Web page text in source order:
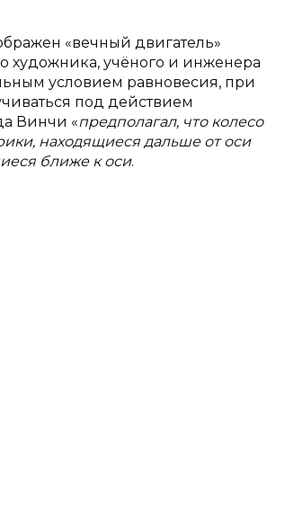
«вечный двигатель»
художника, учёного и инженера
условием равновесия, при
под действием
Винчи «предполагал, что колесо
находящиеся дальше от оси
ближе к оси.